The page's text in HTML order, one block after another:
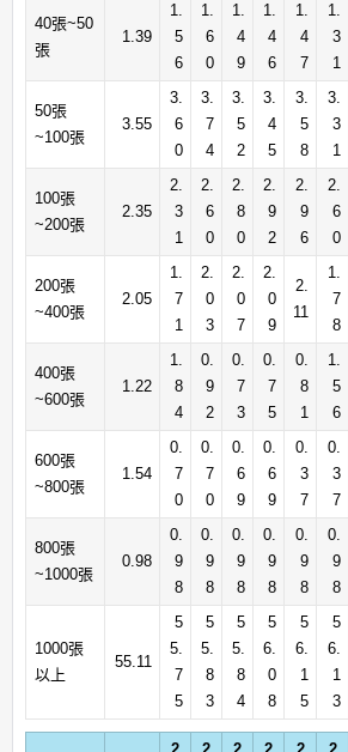
40張~50
張
1.39
1.
5
6
1.
6
0
1.
4
9
1.
4
6
1.
4
7
1.
3
1
50張
~100張
3.55
3.
6
0
3.
7
4
3.
5
2
3.
4
5
3.
5
8
3.
3
1
100張
~200張
2.35
2.
3
1
2.
6
0
2.
8
0
2.
9
2
2.
9
6
2.
6
0
200張
~400張
2.05
1.
7
1
2.
0
3
2.
0
7
2.
0
9
2.
11
1.
7
8
400張
~600張
1.22
1.
8
4
0.
9
2
0.
7
3
0.
7
5
0.
8
1
1.
5
6
600張
~800張
1.54
0.
7
0
0.
7
0
0.
6
9
0.
6
9
0.
3
7
0.
3
7
800張
~1000張
0.98
0.
9
8
0.
9
8
0.
9
8
0.
9
8
0.
9
8
0.
9
8
1000張
以上
55.11
5
5.
7
5
5
5.
8
3
5
5.
8
4
5
6.
0
8
5
6.
1
5
5
6.
1
3